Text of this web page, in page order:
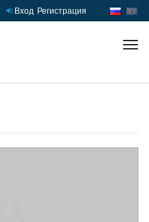
Вход Регистрация